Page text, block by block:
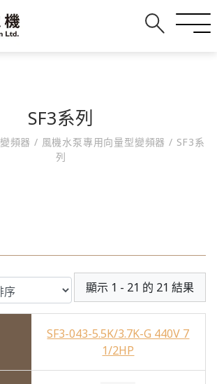
SF3系列
變頻器 / 風機水泵專用向量型變頻器/ SF3系
列
顯示 1 - 21 的 21 結果
SF3-043-5.5K/3.7K-G 440V 7
1/2HP